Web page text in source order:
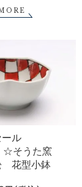
ール
☆そうた窯
花型小鉢